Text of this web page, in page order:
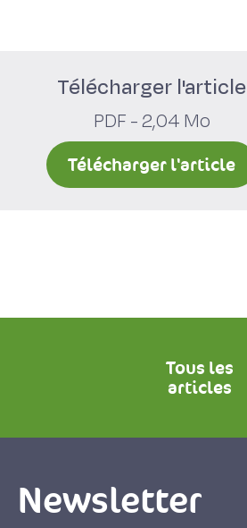
Télécharger l'article
PDF - 2,04 Mo
Télécharger l'article
Tous les
articles
Newsletter